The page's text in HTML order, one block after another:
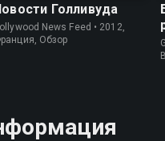
Голливуда
News Feed • 2012,
Обзор